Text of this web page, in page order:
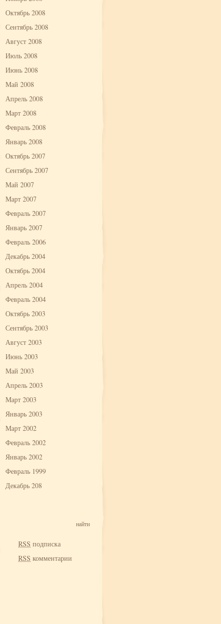
Октябрь 2008
Сентябрь 2008
Август 2008
Июль 2008
Июнь 2008
Май 2008
Апрель 2008
Март 2008
Февраль 2008
Январь 2008
Октябрь 2007
Сентябрь 2007
Май 2007
Март 2007
Февраль 2007
Январь 2007
Февраль 2006
Декабрь 2004
Октябрь 2004
Апрель 2004
Февраль 2004
Октябрь 2003
Сентябрь 2003
Август 2003
Июнь 2003
Май 2003
Апрель 2003
Март 2003
Январь 2003
Март 2002
Февраль 2002
Январь 2002
Февраль 1999
Декабрь 208
RSS подписка
RSS комментарии